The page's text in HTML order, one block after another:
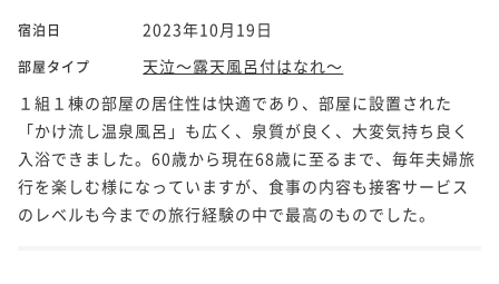
宿泊日 2023年10月19日
部屋タイプ
天泣～露天風呂付はなれ～
１組１棟の部屋の居住性は快適であり、部屋に設置された
「かけ流し温泉風呂」も広く、泉質が良く、大変気持ち良く
入浴できました。60歳から現在68歳に至るまで、毎年夫婦旅
行を楽しむ様になっていますが、食事の内容も接客サービス
のレベルも今までの旅行経験の中で最高のものでした。